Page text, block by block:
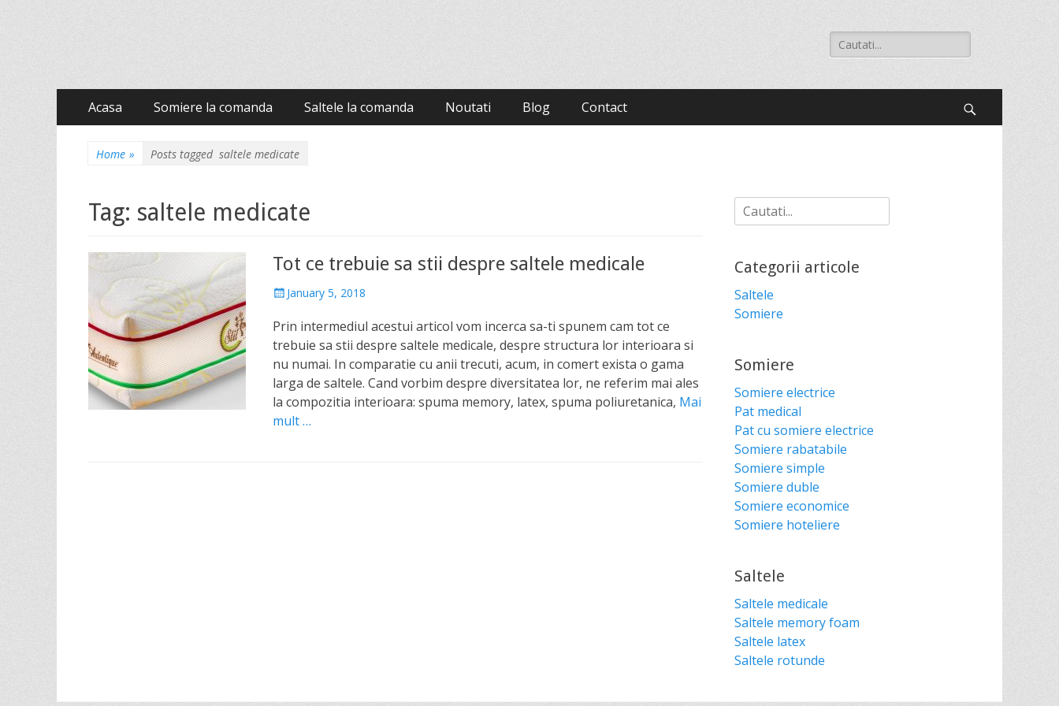
Search
for:
Primary
Menu
SkipAcasa Somiere la comanda Saltele la comanda Noutati Blog Contact
Home » Posts tagged saltele medicate
Tag: saltele medicate
Tot ce trebuie sa stii despre saltele medicale
P
s
t
e
d
o
n
January 5, 2018
Prin intermediul acestui articol vom incerca sa-ti spunem cam tot ce
trebuie sa stii despre saltele medicale, despre structura lor interioara si
nu numai. In comparatie cu anii trecuti, acum, in comert exista o gama
larga de saltele. Cand vorbim despre diversitatea lor, ne referim mai ales
la compozitia interioara: spuma memory, latex, spuma poliuretanica, Mai
mult …
Search
for:
Categorii articole
Saltele
Somiere
Somiere
Somiere electrice
Pat medical
Pat cu somiere electrice
Somiere rabatabile
Somiere simple
Somiere duble
Somiere economice
Somiere hoteliere
Saltele
Saltele medicale
Saltele memory foam
Saltele latex
Saltele rotunde